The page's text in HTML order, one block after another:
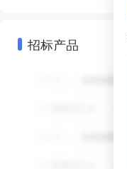
招标产品